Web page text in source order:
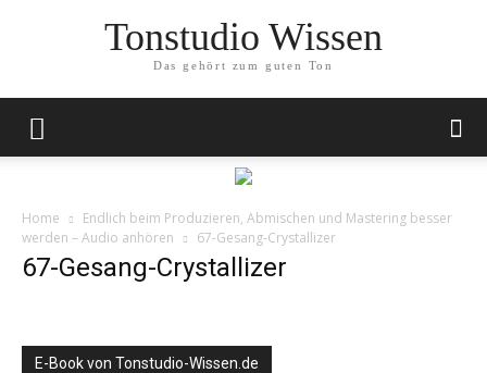
Tonstudio Wissen
Das gehört zum guten Ton
Home
Endlich beim Produzieren, Abmischen und Mastering besser
werden – Audio anhören
67-Gesang-Crystallizer
67-Gesang-Crystallizer
E-Book von Tonstudio-Wissen.de